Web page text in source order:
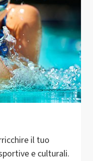
il tuo
e culturali.